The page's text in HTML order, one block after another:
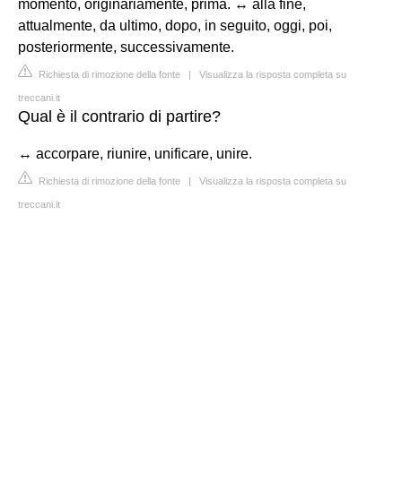
momento, originariamente, prima. ↔ alla fine,
attualmente, da ultimo, dopo, in seguito, oggi, poi,
posteriormente, successivamente.
Richiesta di rimozione della fonte | Visualizza la risposta completa su
treccani.it
Qual è il contrario di partire?
↔ accorpare, riunire, unificare, unire.
Richiesta di rimozione della fonte | Visualizza la risposta completa su
treccani.it